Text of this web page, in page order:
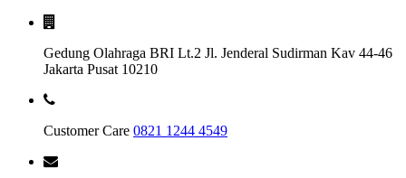
Gedung Olahraga BRI Lt.2 Jl. Jenderal Sudirman Kav 44-46
Jakarta Pusat 10210
Customer Care 0821 1244 4549